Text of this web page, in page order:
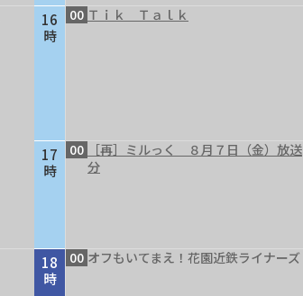
16
時
17
時
18
時
00 Ｔｉｋ Ｔａｌｋ
00
［再］ミルっく ８月７日（金）放送
分
00 オフもいてまえ！花園近鉄ライナーズ